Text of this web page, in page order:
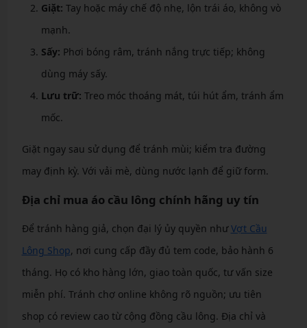
Giặt: Tay hoặc máy chế độ nhẹ, lộn trái áo, không vò
mạnh.
Sấy: Phơi bóng râm, tránh nắng trực tiếp; không
dùng máy sấy.
Lưu trữ: Treo móc thoáng mát, túi hút ẩm, tránh ẩm
mốc.
Giặt ngay sau sử dụng để tránh mùi; kiểm tra đường
may định kỳ. Với vải mè, dùng nước lạnh để giữ form.
Địa chỉ mua áo cầu lông chính hãng uy tín
Để tránh hàng giả, chọn đại lý ủy quyền nhưVợt Cầu
Lông Shop, nơi cung cấp đầy đủ tem code, bảo hành 6
tháng. Họ có kho hàng lớn, giao toàn quốc, tư vấn size
miễn phí. Tránh chợ online không rõ nguồn; ưu tiên
shop có review cao từ cộng đồng cầu lông. Địa chỉ và